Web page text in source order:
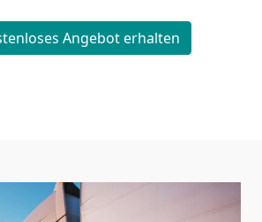
Angebot erhalten